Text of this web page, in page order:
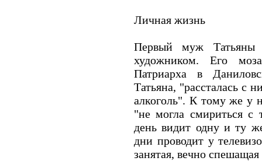
Личная жизнь
Первый муж Татьяны
художником. Его
Патриарха в
Татьяна, "рассталась с
алкоголь". К тому же у
"не могла смириться с
день видит одну и ту
дни проводит у
занятая, вечно